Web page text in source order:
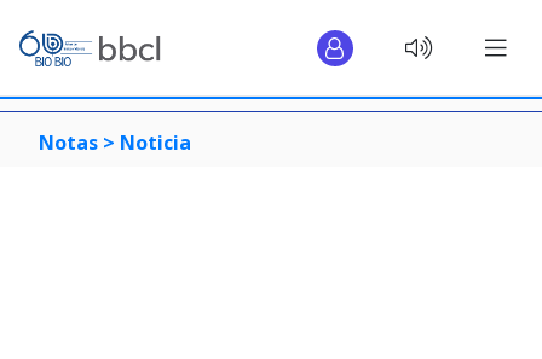
Notas > Noticia